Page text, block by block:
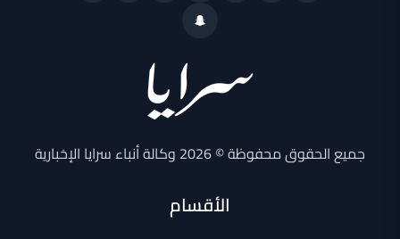
جميع الحقوق محفوظة © 2026 وكالة أنباء سرايا الإخبارية
الأقسام